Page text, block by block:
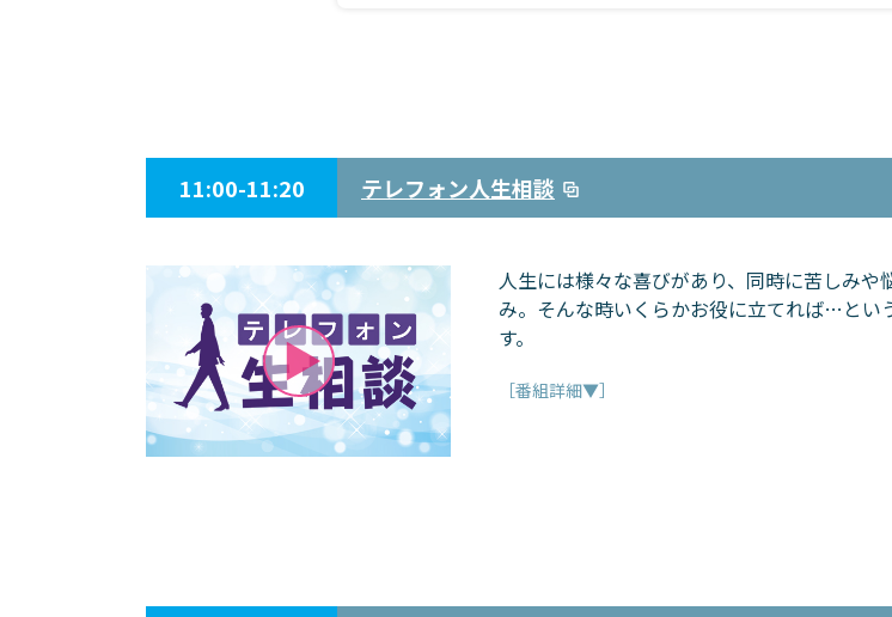
11:00-11:20 テレフォン人生相談
人生には様々な喜びがあり、同時に苦しみ
み。そんな時いくらかお役に立てれば…とい
す。
［番組詳細▼］